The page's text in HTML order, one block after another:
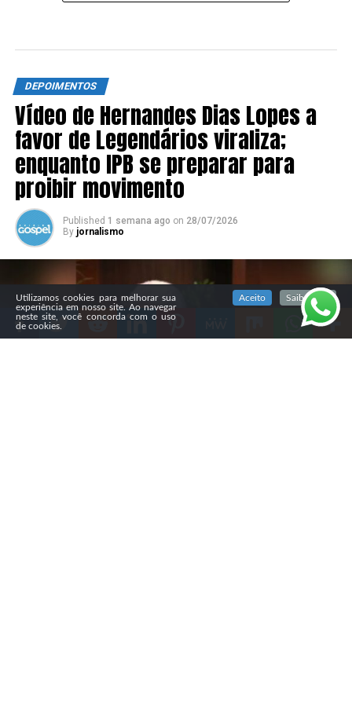
SIGA NOSSAS REDES SOCIAIS
DEPOIMENTOS
Vídeo de Hernandes Dias Lopes a
favor de Legendários viraliza;
enquanto IPB se preparar para
proibir movimento
Published 1 semana ago on 28/07/2026
By jornalismo
Utilizamos cookies para melhorar sua
experiência em nosso site. Ao navegar
neste site, você concorda com o uso
de cookies.
Aceito Saiba mais